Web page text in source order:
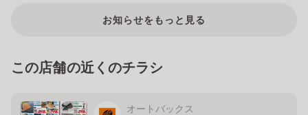
お知らせをもっと見る
この店舗の近くのチラシ
オートバックス